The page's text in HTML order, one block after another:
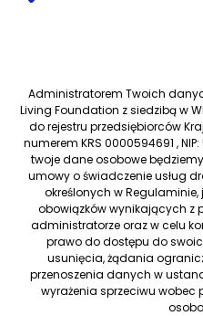
Administratorem Twoich
Living Foundation z siedzibą w
do rejestru przedsiębiorców
numerem KRS 0000594691 ,
twoje dane osobowe
umowy o świadczenie usług
określonych w
obowiązków wynikających z
administratorze oraz w celu
prawo do dostępu do
usunięcia, żądania
przenoszenia danych w
wyrażenia sprzeciwu